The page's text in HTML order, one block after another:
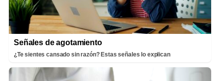
Señales de agotamiento
¿Te sientes cansado sin razón? Estas señales lo explican